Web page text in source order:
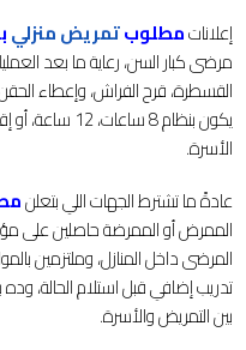
إعلاناتمطلوبتمريض منزلي
مرضى كبار السن، رعاية ما بعد
القسطرة، قرح الفراش، وإعطاء
الأسرة.
عادةً ما تشترط الجهات اللي بتعلن
الممرض أو الممرضة حاصلين على
المرضى داخل المنازل، وملتزمين
تدريب إضافي قبل استلام الحالة،
بين التمريض والأسرة.